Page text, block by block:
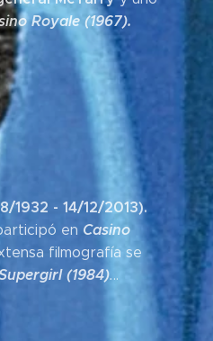
Royale (1967).
- 14/12/2013).
en Casino
filmografía se
(1984)...